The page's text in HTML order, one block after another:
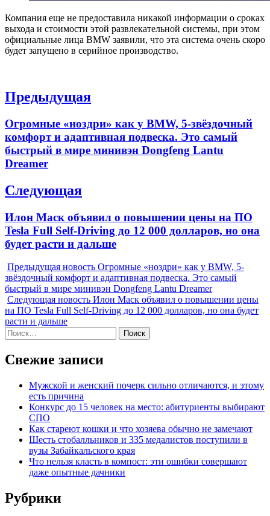
Компания еще не предоставила никакой информации о сроках
выхода и стоимости этой развлекательной системы, при этом
официальные лица BMW заявили, что эта система очень скоро
будет запущено в серийное производство.
Навигация
записям
Предыдущая
Previous
post:
Огромные «ноздри» как у BMW, 5-звёздочный
комфорт и адаптивная подвеска. Это самый
быстрый в мире минивэн Dongfeng Lantu
Dreamer
Следующая
Next
post:
Илон Маск объявил о повышении цены на ПО
Tesla Full Self-Driving до 12 000 долларов, но она
будет расти и дальше
Предыдущая новость Огромные «ноздри» как у BMW, 5-
звёздочный комфорт и адаптивная подвеска. Это самый
быстрый в мире минивэн Dongfeng Lantu Dreamer
Следующая новость Илон Маск объявил о повышении цены
на ПО Tesla Full Self-Driving до 12 000 долларов, но она будет
расти и дальше
Найти:
Свежие записи
Мужской и женский почерк сильно отличаются, и этому
есть причина
Конкурс до 15 человек на место: абитуриенты выбирают
СПО
Как стареют кошки и что хозяева обычно не замечают
Шесть стобалльников и 335 медалистов поступили в
вузы Забайкальского края
Что нельзя класть в компост: эти ошибки совершают
даже опытные дачники
Рубрики